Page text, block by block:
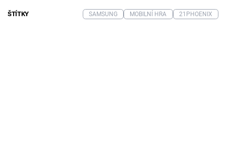
ŠTÍTKY SAMSUNG MOBILNÍ HRA 21PHOENIX